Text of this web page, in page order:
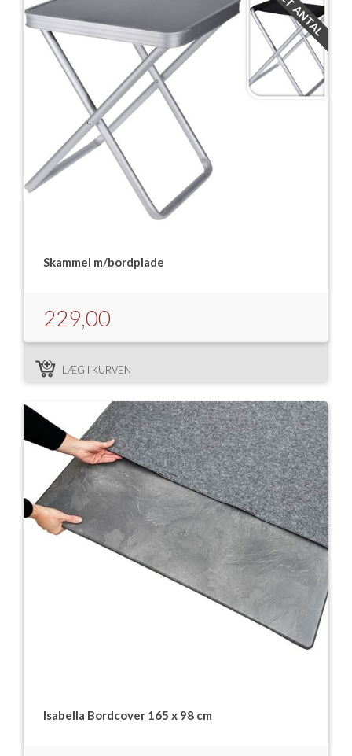
Skammel m/bordplade
229,00
LÆG I KURVEN
Isabella Bordcover 165 x 98 cm